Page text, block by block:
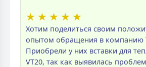
★ ★ ★ ★ ★
Хотим поделиться своим
опытом обращения в компанию
Приобрели у них вставки для
VT20, так как выявилась